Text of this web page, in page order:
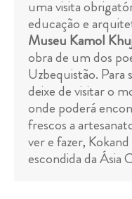
uma visita
educação e
Museu Kamol
obra de um dos
Uzbequistão. Para
deixe de visitar o
onde poderá
frescos a
ver e fazer,
escondida da Ásia